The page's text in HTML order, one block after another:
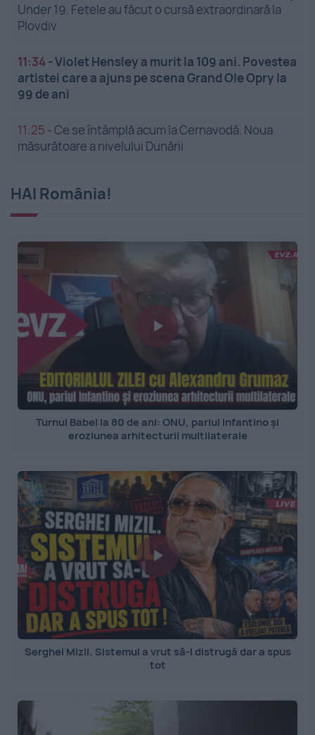
Under 19. Fetele au făcut o cursă extraordinară la
Plovdiv
11:34-Violet Hensley a murit la 109 ani. Povestea
artistei care a ajuns pe scena Grand Ole Opry la
99 de ani
11:25 -Ce se întâmplă acum la Cernavodă. Noua
măsurătoare a nivelului Dunării
HAI România!
Turnul Babel la 80 de ani: ONU, pariul Infantino și
eroziunea arhitecturii multilaterale
Serghei Mizil. Sistemul a vrut să-l distrugă dar a spus
tot